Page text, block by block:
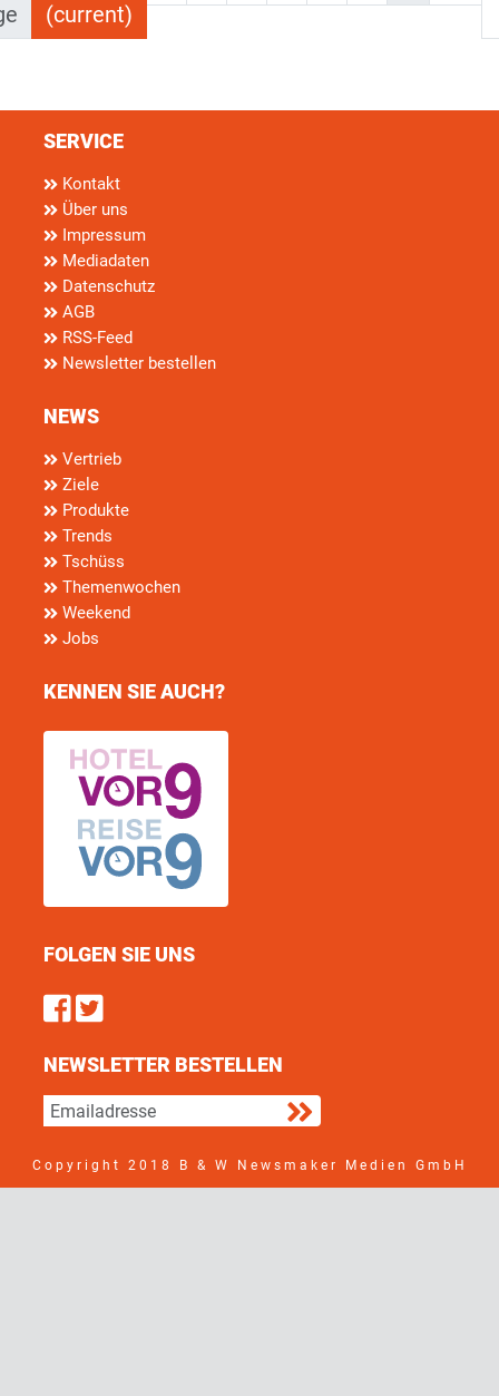
(current)
SERVICE
Kontakt
Über uns
Impressum
Mediadaten
Datenschutz
AGB
RSS-Feed
Newsletter bestellen
NEWS
Vertrieb
Ziele
Produkte
Trends
Tschüss
Themenwochen
Weekend
Jobs
KENNEN SIE AUCH?
FOLGEN SIE UNS
Find us on Facebook
Follow us on Twitter
NEWSLETTER BESTELLEN
Copyright 2018 B & W Newsmaker Medien GmbH